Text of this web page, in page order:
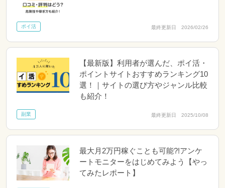
ポイ活 最終更新日 2026/02/26
【最新版】利用者が選んだ、ポイ活・
ポイントサイトおすすめランキング10
選！｜サイトの選び方やジャンル比較
も紹介！
副業 最終更新日 2025/10/08
最大月2万円稼ぐことも可能?!アンケ
ートモニターをはじめてみよう【やっ
てみたレポート】